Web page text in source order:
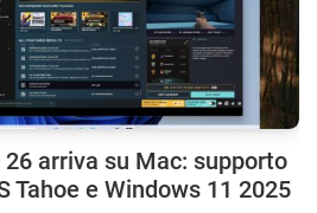
arriva su Mac: supporto
Tahoe e Windows 11 2025